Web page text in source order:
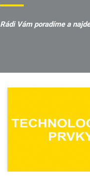
Rádi Vám poradíme a